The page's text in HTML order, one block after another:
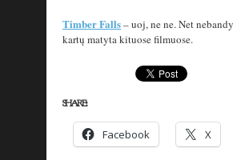
Timber Falls– uoj, ne ne. Net
kartų matyta kituose filmuose.
SHARE:
Facebook X